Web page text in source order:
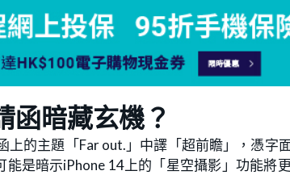
暗藏玄機？
上的主題「Far out.」中譯「超前瞻」，憑字
是暗示iPhone 14上的「星空攝影」功能將